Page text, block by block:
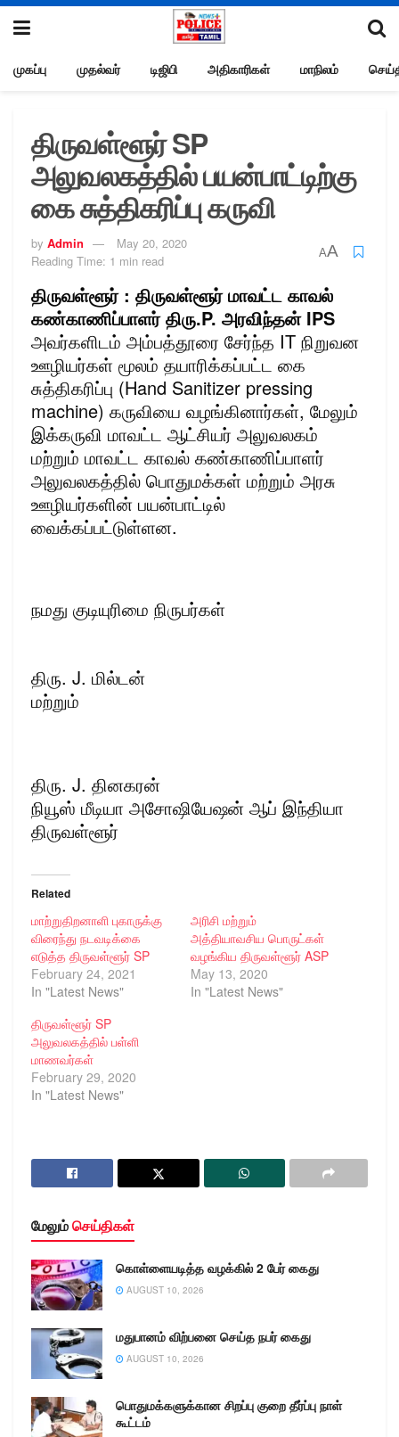
முகப்பு முதல்வர் டிஜிபி அதிகாரிகள் மாநிலம்
திருவள்ளூர் SP
அலுவலகத்தில் பயன்பாட்டிற்கு
கை சுத்திகரிப்பு கருவி
by Admin
May 20, 2020
Reading Time: 1 min read
AA
திருவள்ளூர் : திருவள்ளூர் மாவட்ட காவல்
கண்காணிப்பாளர் திரு.P. அரவிந்தன் IPS
அவர்களிடம் அம்பத்தூரை சேர்ந்த IT நிறுவன
ஊழியர்கள் மூலம் தயாரிக்கப்பட்ட கை
சுத்திகரிப்பு (Hand Sanitizer pressing
machine) கருவியை வழங்கினார்கள், மேலும்
இக்கருவி மாவட்ட ஆட்சியர் அலுவலகம்
மற்றும் மாவட்ட காவல் கண்காணிப்பாளர்
அலுவலகத்தில் பொதுமக்கள் மற்றும் அரசு
ஊழியர்களின் பயன்பாட்டில்
வைக்கப்பட்டுள்ளன.
நமது குடியுரிமை நிருபர்கள்
திரு. J. மில்டன்
மற்றும்
திரு. J. தினகரன்
நியூஸ் மீடியா அசோஷியேஷன் ஆப் இந்தியா
திருவள்ளூர்
Related
மாற்றுதிறனாளி புகாருக்கு
விரைந்து நடவடிக்கை
எடுத்த திருவள்ளூர் SP
February 24, 2021
In "Latest News"
அரிசி மற்றும்
அத்தியாவசிய பொருட்கள்
வழங்கிய திருவள்ளூர் ASP
May 13, 2020
In "Latest News"
திருவள்ளூர் SP
அலுவலகத்தில் பள்ளி
மாணவர்கள்
February 29, 2020
In "Latest News"
மேலும்செய்திகள்
கொள்ளையடித்த வழக்கில் 2 பேர் கைது
AUGUST 10, 2026
மதுபானம் விற்பனை செய்த நபர் கைது
AUGUST 10, 2026
பொதுமக்களுக்கான சிறப்பு குறை தீர்ப்பு நாள்
கூட்டம்